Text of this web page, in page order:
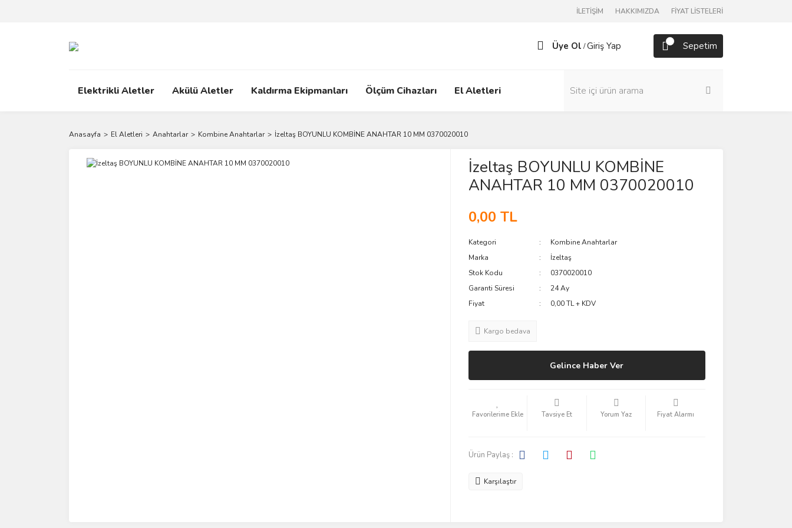
İLETİŞİM HAKKIMIZDA FİYAT LİSTELERİ
Üye Ol /Giriş Yap Sepetim
Elektrikli Aletler Akülü Aletler Kaldırma Ekipmanları Ölçüm Cihazları El Aletleri
Anasayfa El Aletleri Anahtarlar Kombine Anahtarlar İzeltaş BOYUNLU KOMBİNE ANAHTAR 10 MM 0370020010
İzeltaş BOYUNLU KOMBİNE
ANAHTAR 10 MM 0370020010
0,00 TL
Kategori
Kombine Anahtarlar
Marka
İzeltaş
Stok Kodu
0370020010
Garanti Süresi
24 Ay
Fiyat
0,00 TL + KDV
Kargo bedava
Gelince Haber Ver
Tavsiye Et Yorum Yaz Fiyat Alarmı
Ürün Paylaş :
Karşılaştır